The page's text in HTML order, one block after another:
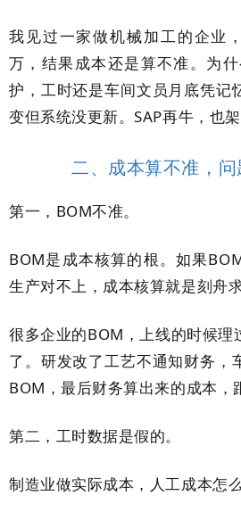
我见过一家做机械加工的企业
万，结果成本还是算不准。为
护，工时还是车间文员月底凭记
变但系统没更新。SAP再牛，也
二、成本算不准，问
第一，BOM不准。
BOM是成本核算的根。如果
生产对不上，成本核算就是刻舟求
很多企业的BOM，上线的时候理
了。研发改了工艺不通知财务，
BOM，最后财务算出来的成本，
第二，工时数据是假的。
制造业做实际成本，人工成本怎